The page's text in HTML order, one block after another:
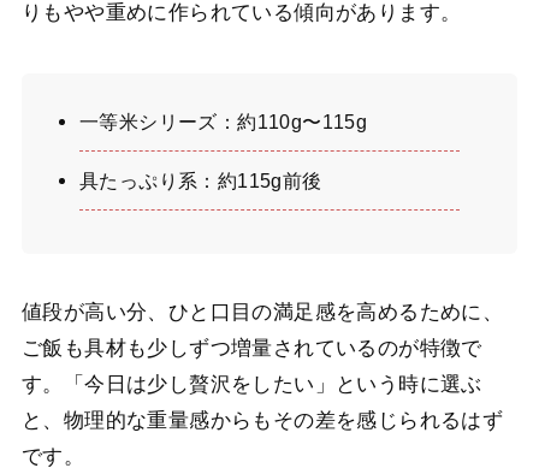
りもやや重めに作られている傾向があります。
一等米シリーズ：約110g〜115g
具たっぷり系：約115g前後
値段が高い分、ひと口目の満足感を高めるために、
ご飯も具材も少しずつ増量されているのが特徴で
す。「今日は少し贅沢をしたい」という時に選ぶ
と、物理的な重量感からもその差を感じられるはず
です。